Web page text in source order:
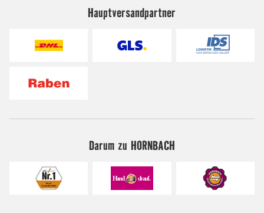
Hauptversandpartner
Darum zu HORNBACH